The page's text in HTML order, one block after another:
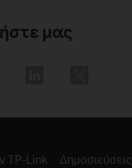
μας
TP-Link Δημοσιεύσεις